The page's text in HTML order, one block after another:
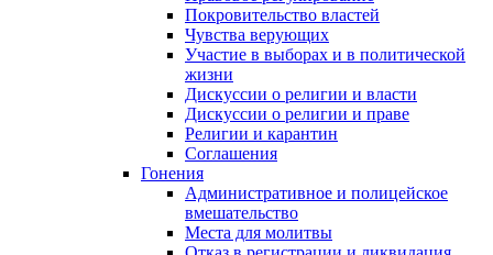
Покровительство властей
Чувства верующих
Участие в выборах и в политической
жизни
Дискуссии о религии и власти
Дискуссии о религии и праве
Религии и карантин
Соглашения
Гонения
Административное и полицейское
вмешательство
Места для молитвы